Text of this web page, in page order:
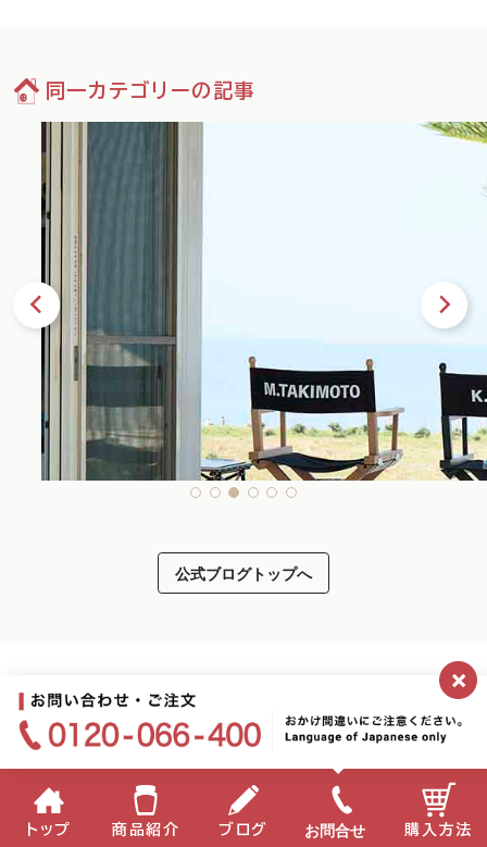
同一カテゴリーの記事
2026.07.08
新CM本日より放映開始！＆バレーボールネーション
公式ブログトップへ
×
トップ 商品紹介 ブログ お問合せ 購入方法